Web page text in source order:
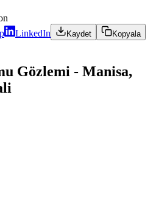
LinkedIn Kaydet Kopyala
Gözlemi - Manisa,